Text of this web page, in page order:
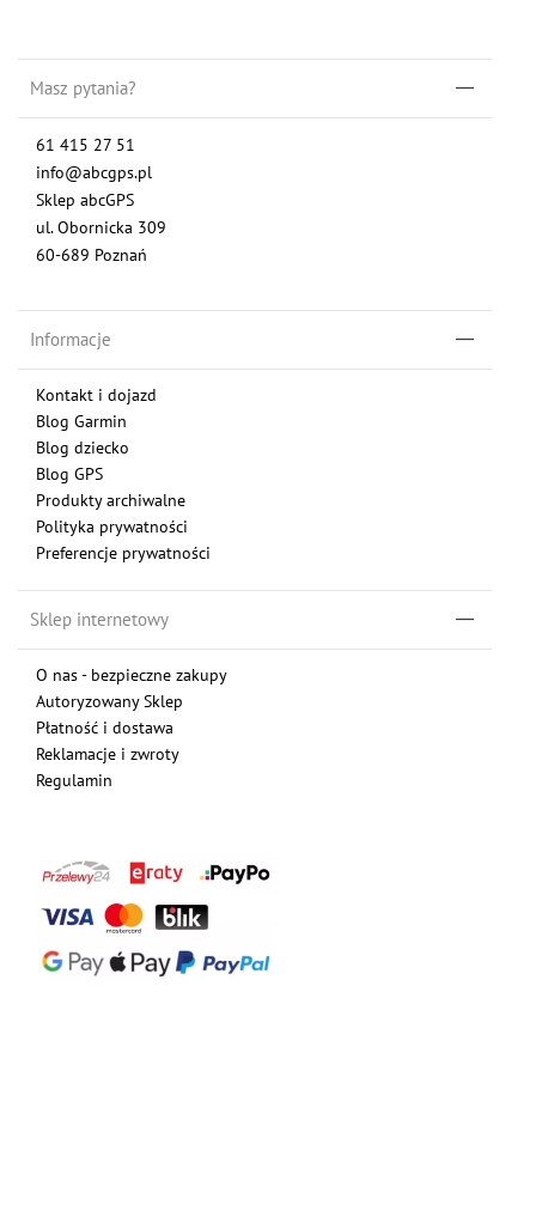
Masz pytania?
61 415 27 51
info@abcgps.pl
Sklep abcGPS
ul. Obornicka 309
60-689 Poznań
Informacje
Kontakt i dojazd
Blog Garmin
Blog dziecko
Blog GPS
Produkty archiwalne
Polityka prywatności
Preferencje prywatności
Sklep internetowy
O nas - bezpieczne zakupy
Autoryzowany Sklep
Płatność i dostawa
Reklamacje i zwroty
Regulamin